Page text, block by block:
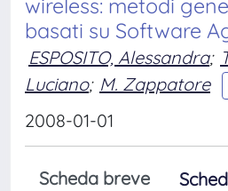
wireless: metodi
basati su Software
ESPOSITO, Alessandra;
Luciano; M. Zappatore
2008-01-01
Scheda breve